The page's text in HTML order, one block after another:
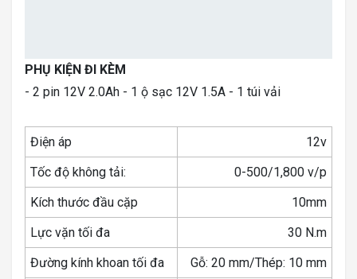
PHỤ KIỆN ĐI KÈM
- 2 pin 12V 2.0Ah - 1 ộ sạc 12V 1.5A - 1 túi vải
Điện áp
12v
Tốc độ không tải:
0-500/1,800 v/p
Kích thước đầu cặp
10mm
Lực vặn tối đa
30 N.m
Đường kính khoan tối đa
Gỗ: 20 mm/Thép: 10 mm